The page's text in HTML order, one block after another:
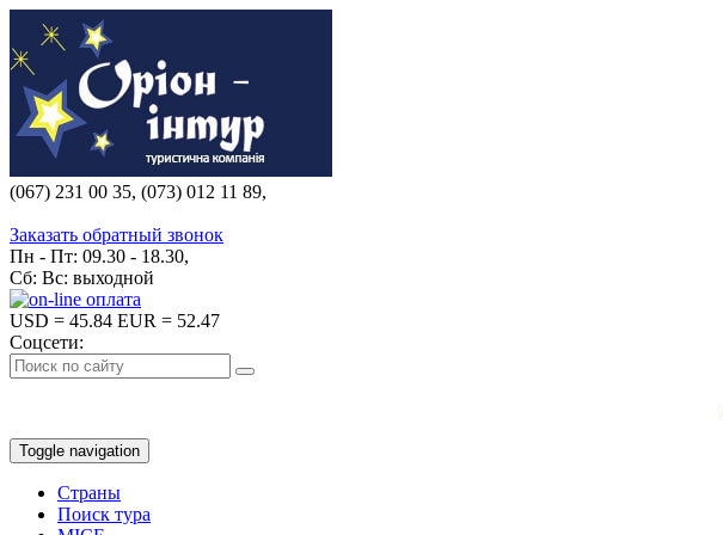
(067) 231 00 35, (073) 012 11 89,
Заказать обратный звонок
Пн - Пт: 09.30 - 18.30,
Сб: Вс: выходной
USD = 45.84 EUR = 52.47
Соцсети:
Toggle navigation
Страны
Поиск тура